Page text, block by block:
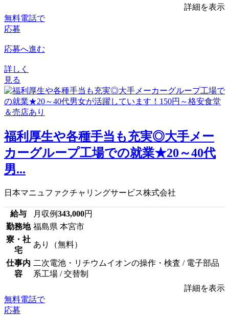
詳細を表示
無料電話で
応募
応募へ進む
詳しく
見る
福利厚生や各種手当も充実◎大手メー
カーグループ工場での就業★20～40代
男...
日本マニュファクチャリングサービス株式会社
給与 月収例343,000円
勤務地 福島県 本宮市
寮・社
宅
あり（無料）
仕事内
容
二次電池・リチウムイオンの操作・検査 / 電子部品
系工場 / 交替制
詳細を表示
無料電話で
応募